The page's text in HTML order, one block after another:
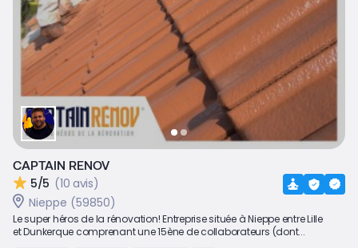
CAPTAIN RENOV
5/5 (10 avis)
Nieppe (59850)
Le super héros de la rénovation! Entreprise située à Nieppe entre Lille
et Dunkerque comprenant une 15ène de collaborateurs (dont...